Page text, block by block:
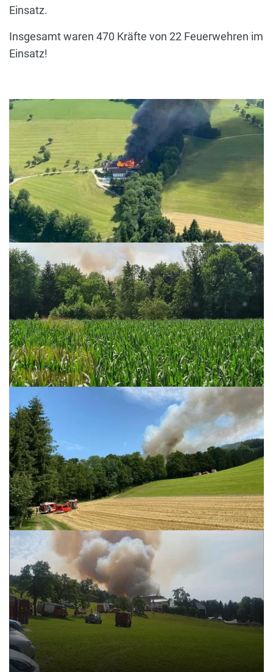
Einsatz.
Insgesamt waren 470 Kräfte von 22 Feuerwehren im
Einsatz!